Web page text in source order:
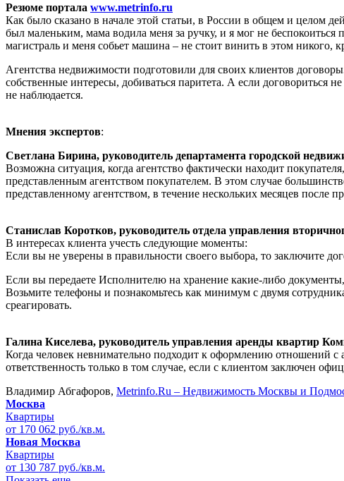
Резюме портала www.metrinfo.ru
Как было сказано в начале этой статьи, в России в общем и целом
был маленьким, мама водила меня за ручку, и я мог не
магистраль и меня собьет машина – не стоит винить в этом никого,
Агентства недвижимости подготовили для своих клиентов
собственные интересы, добиваться паритета. А если договориться
не наблюдается.
Мнения экспертов:
Светлана Бирина, руководитель департамента городской
Возможна ситуация, когда агентство фактически находит
представленным агентством покупателем. В этом случае
представленному агентством, в течение нескольких месяцев после
Станислав Коротков, руководитель отдела управления
В интересах клиента учесть следующие моменты:
Если вы не уверены в правильности своего выбора, то заключите
Если вы передаете Исполнителю на хранение какие-либо
Возьмите телефоны и познакомьтесь как минимум с двумя
среагировать.
Галина Киселева, руководитель управления аренды квартир
Когда человек невнимательно подходит к оформлению отношений с
ответственность только в том случае, если с клиентом заключен
Владимир Абгафоров, Metrinfo.Ru – Недвижимость Москвы и
Москва
Квартиры
от 170 062 руб./кв.м.
Новая Москва
Квартиры
от 130 787 руб./кв.м.